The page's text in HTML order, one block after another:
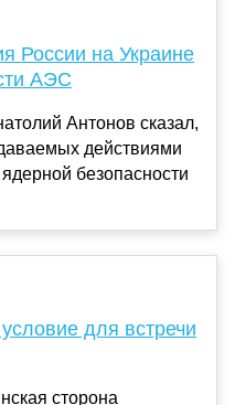
России на Украине
АЭС
Антонов сказал,
действиями
безопасности
для встречи
сторона